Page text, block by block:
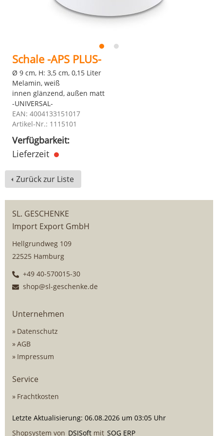
Schale -APS PLUS-
Ø 9 cm, H: 3,5 cm, 0,15 Liter
Melamin, weiß
innen glänzend, außen matt
-UNIVERSAL-
EAN: 4004133151017
Artikel-Nr.: 1115101
Verfügbarkeit:
Lieferzeit
Zurück zur Liste
SL. GESCHENKE
Import Export GmbH
Hellgrundweg 109
22525 Hamburg
+49 40-570015-30
shop@sl-geschenke.de
Unternehmen
Datenschutz
AGB
Impressum
Service
Frachtkosten
Letzte Aktualisierung: 06.08.2026 um 03:05 Uhr
Shopsystem von DSISoft mit SOG ERP